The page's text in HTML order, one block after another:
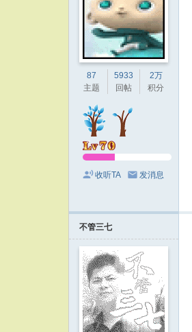
87
主题
5933
回帖
2万
积分
收听TA 发消息
不管三七